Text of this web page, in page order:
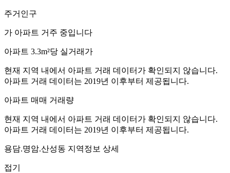
주거인구
가 아파트 거주 중입니다
아파트 3.3m²당 실거래가
현재 지역 내에서 아파트 거래 데이터가 확인되지 않습니다.
아파트 거래 데이터는 2019년 이후부터 제공됩니다.
아파트 매매 거래량
현재 지역 내에서 아파트 거래 데이터가 확인되지 않습니다.
아파트 거래 데이터는 2019년 이후부터 제공됩니다.
용담.명암.산성동 지역정보 상세
접기